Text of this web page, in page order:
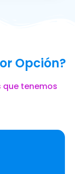
Opción?
que tenemos